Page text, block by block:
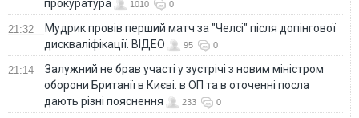
прокуратура 1010 0
21:32
Мудрик провів перший матч за "Челсі" після допінгової
дискваліфікації. ВІДЕО
95 0
21:14
Залужний не брав участі у зустрічі з новим міністром
оборони Британії в Києві: в ОП та в оточенні посла
дають різні пояснення
233 0